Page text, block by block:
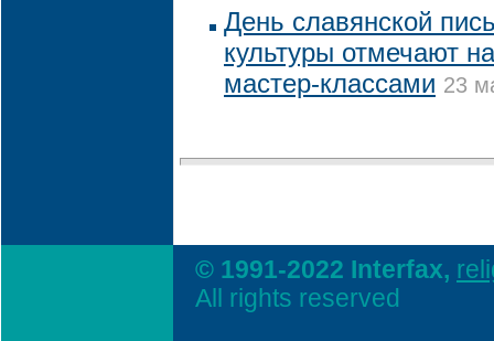
День славянской
культуры отмечают
мастер-классами 23
© 1991-2022 Interfax,
All rights reserved